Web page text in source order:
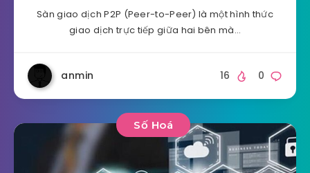
Sàn giao dịch P2P (Peer-to-Peer) là một hình thức
giao dịch trực tiếp giữa hai bên mà…
anmin 0
16
Số Hoá